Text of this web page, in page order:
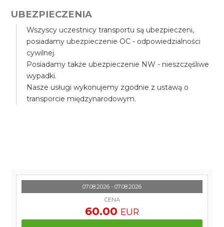
UBEZPIECZENIA
Wszyscy uczestnicy transportu są ubezpieczeni,
posiadamy ubezpieczenie OC - odpowiedzialności
cywilnej.
Posiadamy także ubezpieczenie NW - nieszczęśliwe
wypadki.
Nasze usługi wykonujemy zgodnie z ustawą o
transporcie międzynarodowym.
07.08.2026 - 07.08.2026
CENA
60.00 EUR